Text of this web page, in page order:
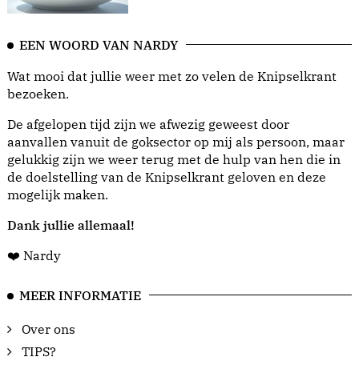
EEN WOORD VAN NARDY
Wat mooi dat jullie weer met zo velen de Knipselkrant
bezoeken.
De afgelopen tijd zijn we afwezig geweest door
aanvallen vanuit de goksector op mij als persoon, maar
gelukkig zijn we weer terug met de hulp van hen die in
de doelstelling van de Knipselkrant geloven en deze
mogelijk maken.
Dank jullie allemaal!
❤️ Nardy
MEER INFORMATIE
Over ons
TIPS?